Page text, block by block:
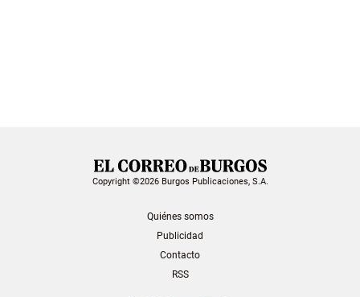
Copyright ©2026 Burgos Publicaciones, S.A.
Quiénes somos
Publicidad
Contacto
RSS